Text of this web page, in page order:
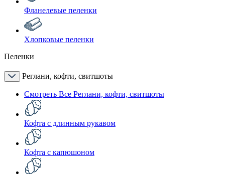
Фланелевые пеленки
Хлопковые пеленки
Пеленки
Реглани, кофти, свитшоты
Смотреть Все Реглани, кофти, свитшоты
Кофта с длинным рукавом
Кофта с капюшоном